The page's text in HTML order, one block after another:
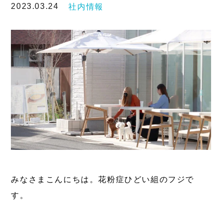
2023.03.24 社内情報
みなさまこんにちは。花粉症ひどい組のフジで
す。